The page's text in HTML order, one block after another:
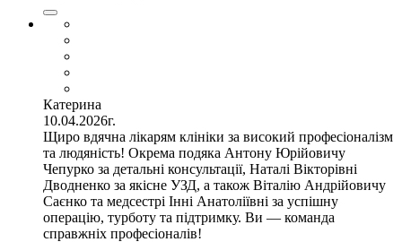
Катерина
10.04.2026г.
Щиро вдячна лікарям клініки за високий професіоналізм
та людяність! Окрема подяка Антону Юрійовичу
Чепурко за детальні консультації, Наталі Вікторівні
Дводненко за якісне УЗД, а також Віталію Андрійовичу
Саєнко та медсестрі Інні Анатоліївні за успішну
операцію, турботу та підтримку. Ви — команда
справжніх професіоналів!